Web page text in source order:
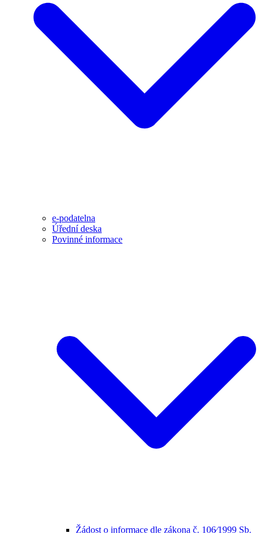
e-podatelna
Úřední deska
Povinné informace
Žádost o informace dle zákona č. 106⁄1999 Sb.